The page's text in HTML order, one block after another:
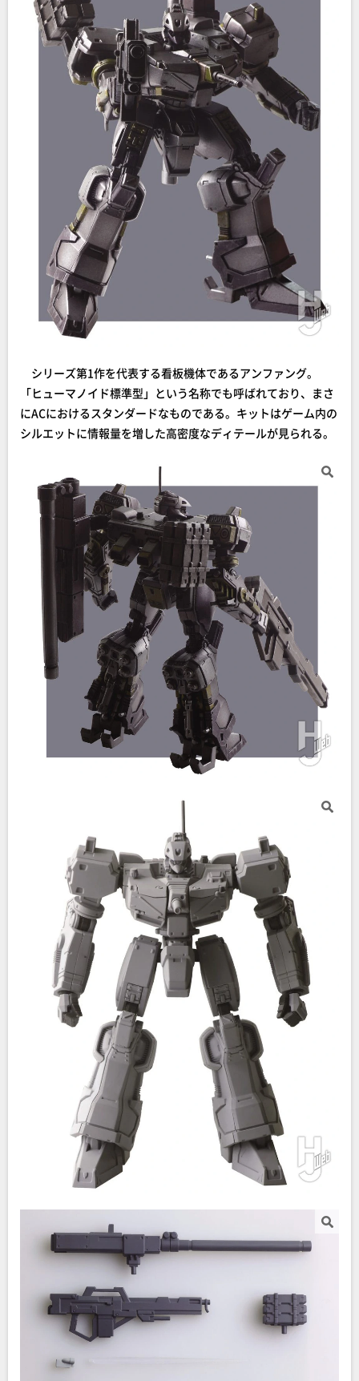
シリーズ第1作を代表する看板機体であるアンファング。
「ヒューマノイド標準型」という名称でも呼ばれており、まさ
にACにおけるスタンダードなものである。キットはゲーム内の
シルエットに情報量を増した高密度なディテールが見られる。